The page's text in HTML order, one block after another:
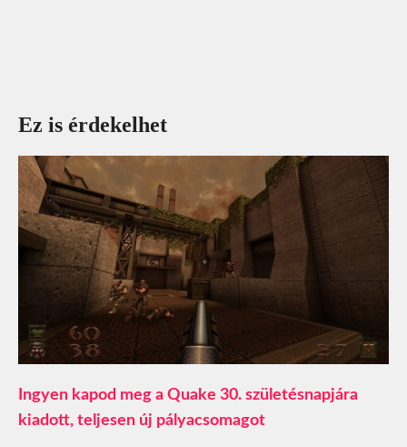
Ez is érdekelhet
Ingyen kapod meg a Quake 30. születésnapjára
kiadott, teljesen új pályacsomagot